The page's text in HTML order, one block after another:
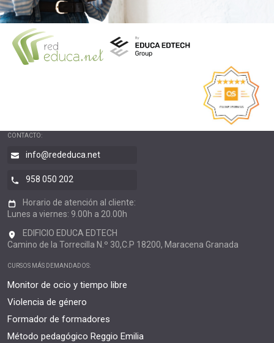
CONTACTO:
info@rededuca.net
958 050 202
Horario de atención al cliente:
Lunes a viernes: 9.00h a 20.00h
EDIFICIO EDUCA EDTECH
Camino de la Torrecilla N.º 30,C.P 18200, Maracena Granada
CURSOS MÁS DEMANDADOS:
Monitor de ocio y tiempo libre
Violencia de género
Formador de formadores
Método pedagógico Reggio Emilia